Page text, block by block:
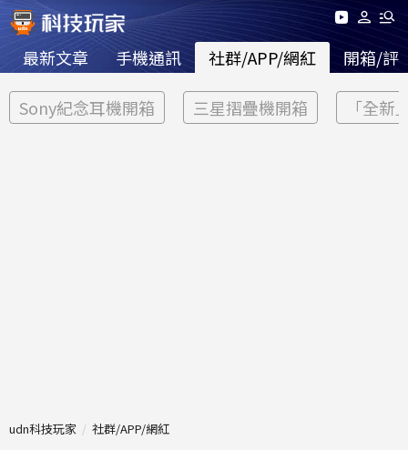
最新文章 手機通訊 社群/APP/網紅 開箱/評
Sony紀念耳機開箱 三星摺疊機開箱 「全新
udn科技玩家 社群/APP/網紅